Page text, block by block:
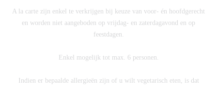
A la carte zijn enkel te verkrijgen bij keuze van voor- én hoofdgerecht
en worden niet aangeboden op vrijdag- en zaterdagavond en op
feestdagen.
Enkel mogelijk tot max. 6 personen.
Indien er bepaalde allergieën zijn of u wilt vegetarisch eten, is dat